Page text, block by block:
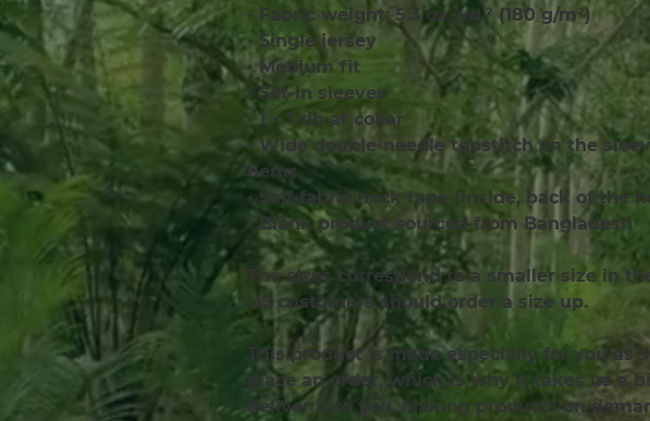
• Fabric weight: 5.3 oz./yd.² (180 g/m²)
• Single jersey
• Medium fit
• Set-in sleeves
• 1 × 1 rib at collar
• Wide double-needle topstitch on the
hems
• Self-fabric neck tape (inside, back of the
• Blank product sourced from Bangladesh
The sizes correspond to a smaller size in
US customers should order a size up.
This product is made especially for you as
place an order, which is why it takes us a
deliver it to you. Making products on